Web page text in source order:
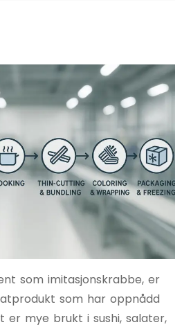
som imitasjonskrabbe, er
som har oppnådd
er mye brukt i sushi, salater,